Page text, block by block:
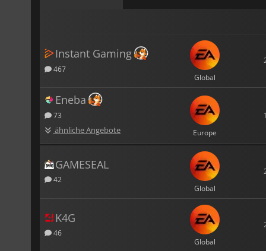
Instant Gaming
467
Global
Eneba
73
ähnliche Angebote Europe
GAMESEAL
42
Global
K4G
46
Global